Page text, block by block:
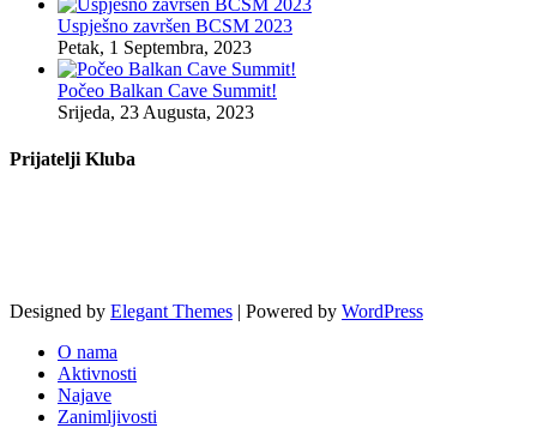
Uspješno završen BCSM 2023
Petak, 1 Septembra, 2023
Počeo Balkan Cave Summit!
Srijeda, 23 Augusta, 2023
Prijatelji Kluba
Designed by Elegant Themes | Powered by WordPress
O nama
Aktivnosti
Najave
Zanimljivosti